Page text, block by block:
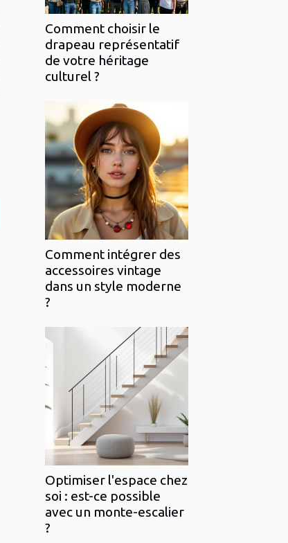
Comment choisir le
drapeau représentatif
de votre héritage
culturel ?
Comment intégrer des
accessoires vintage
dans un style moderne
?
Optimiser l'espace chez
soi : est-ce possible
avec un monte-escalier
?